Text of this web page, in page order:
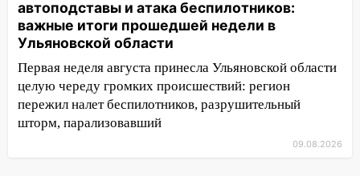
13:14 Ураган оторвал светофор на
проспекте Филатова в Ульяновске
13:12 Дерево пробило крышу дома на
Новгородской в Ульяновске и рухнуло
на электрощит
В Заволжском районе дерево
автоподставы и атака беспилотников:
важные итоги прошедшей недели в
Ульяновской области
Первая неделя августа принесла Ульяновской области
целую череду громких происшествий: регион
пережил налет беспилотников, разрушительный
шторм, парализовавший
09.08.2026